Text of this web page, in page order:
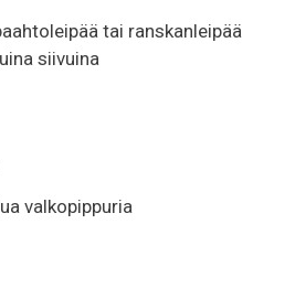
tai ranskanleipää
siivuina
valkopippuria